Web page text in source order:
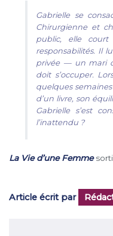
Gabrielle se
Chirurgienne et
public, elle
responsabilités. Il
privée — un mari
doit s’occuper.
quelques
d’un livre, son
Gabrielle s’est
l’inattendu ?
La Vie d’une Femme
Article écrit par